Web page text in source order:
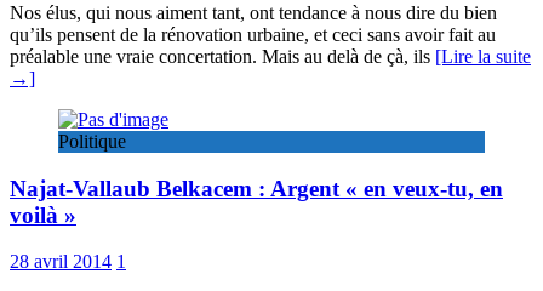
Nos élus, qui nous aiment tant, ont tendance à nous dire du bien
qu’ils pensent de la rénovation urbaine, et ceci sans avoir fait au
préalable une vraie concertation. Mais au delà de çà, ils [Lire la suite
→]
Politique
Najat-Vallaub Belkacem : Argent « en veux-tu, en
voilà »
28 avril 2014 1